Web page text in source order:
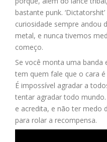
bastante punk.
curiosidade sempre andou
metal, e nunca tivemos
começo.
Se você monta uma banda
tem quem fale que o cara é
É impossível agradar a
tentar agradar todo
e acredita, e não ter medo
para rolar a recompensa.